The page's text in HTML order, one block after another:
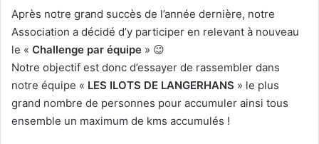
Après notre grand succès de l’année dernière, notre
Association a décidé d’y participer en relevant à nouveau
le « Challenge par équipe » 😉
Notre objectif est donc d’essayer de rassembler dans
notre équipe « LES ILOTS DE LANGERHANS » le plus
grand nombre de personnes pour accumuler ainsi tous
ensemble un maximum de kms accumulés !